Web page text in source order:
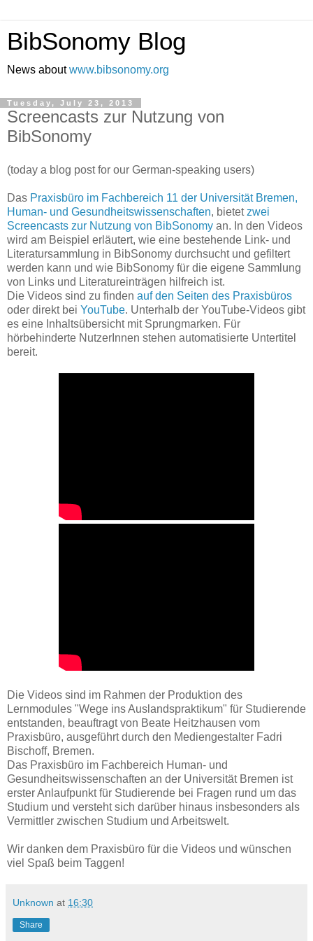
BibSonomy Blog
News aboutwww.bibsonomy.org
Tuesday, July 23, 2013
Screencasts zur Nutzung von
BibSonomy
(today a blog post for our German-speaking users)
Das Praxisbüro im Fachbereich 11 der Universität Bremen,
Human- und Gesundheitswissenschaften, bietetzwei
Screencasts zur Nutzung von BibSonomy an. In den Videos
wird am Beispiel erläutert, wie eine bestehende Link- und
Literatursammlung in BibSonomy durchsucht und gefiltert
werden kann und wie BibSonomy für die eigene Sammlung
von Links und Literatureinträgen hilfreich ist.
Die Videos sind zu finden auf den Seiten des Praxisbüros
oder direkt bei YouTube. Unterhalb der YouTube-Videos gibt
es eine Inhaltsübersicht mit Sprungmarken. Für
hörbehinderte NutzerInnen stehen automatisierte Untertitel
bereit.
Die Videos sind im Rahmen der Produktion des
Lernmodules "Wege ins Auslandspraktikum" für Studierende
entstanden, beauftragt von Beate Heitzhausen vom
Praxisbüro, ausgeführt durch den Mediengestalter Fadri
Bischoff, Bremen.
Das Praxisbüro im Fachbereich Human- und
Gesundheitswissenschaften an der Universität Bremen ist
erster Anlaufpunkt für Studierende bei Fragen rund um das
Studium und versteht sich darüber hinaus insbesonders als
Vermittler zwischen Studium und Arbeitswelt.
Wir danken dem Praxisbüro für die Videos und wünschen
viel Spaß beim Taggen!
Unknown at 16:30
Share